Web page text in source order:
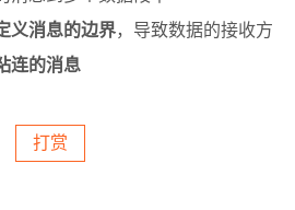
义消息的边界，导致数据的接收方
连的消息
打赏